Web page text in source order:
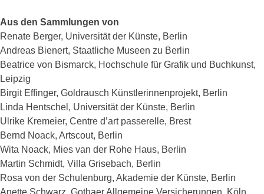
Aus den Sammlungen von
Renate Berger, Universität der Künste, Berlin
Andreas Bienert, Staatliche Museen zu Berlin
Beatrice von Bismarck, Hochschule für Grafik und Buchkunst,
Leipzig
Birgit Effinger, Goldrausch Künstlerinnenprojekt, Berlin
Linda Hentschel, Universität der Künste, Berlin
Ulrike Kremeier, Centre d’art passerelle, Brest
Bernd Noack, Artscout, Berlin
Wita Noack, Mies van der Rohe Haus, Berlin
Martin Schmidt, Villa Grisebach, Berlin
Rosa von der Schulenburg, Akademie der Künste, Berlin
Anette Schwarz, Gothaer Allgemeine Versicherungen, Köln